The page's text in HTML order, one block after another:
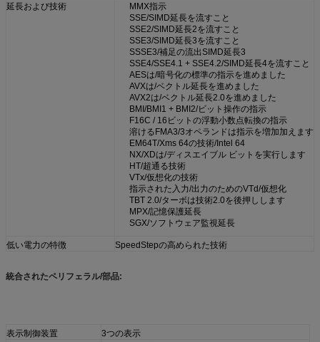
延長および技術
MMX指示
SSE/SIMD延長を流すこと
SSE2/SIMD延長2を流すこと
SSE3/SIMD延長3を流すこと
SSSE3/補足の流出SIMD延長3
SSE4/SSE4.1 + SSE4.2/SIMD延長4を流すこと
AESは/暗号化の標準の指示を進めました
AVXは/ベクトル延長を進めました
AVX2は/ベクトル延長2.0を進めました
BMI/BMI1 + BMI2/ビット操作の指示
F16C / 16ビットの浮動小数点転換の指示
溶けるFMA3/3オペランドは指示を増加加えます
EM64T/Xms 64の技術/Intel 64
NX/XDは/ディスエイブル ビットを実行します
HT/超通る技術
VTx/仮想化の技術
指示された入力/出力のためのVTd/仮想化
TBT 2.0/ターボは技術2.0を後押しします
MPX/記憶保護延長
SGX/ソフトウェア監視延長
低い電力の特徴 SpeedStepの高められた技術
統合されたペリフェラル/部品:
表示制御装置
3つの表示